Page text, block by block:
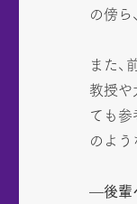
の傍ら
また
教授や
ても
のよ
—後輩